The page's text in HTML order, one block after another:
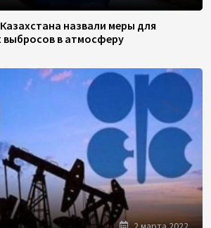
назвали меры для
выбросов в атмосферу